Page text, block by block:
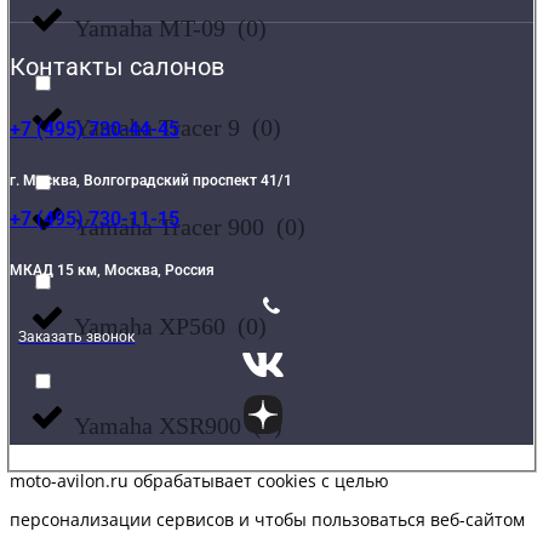
Yamaha MT-09 (0)
Yamaha Tracer 9 (0)
Yamaha Tracer 900 (0)
Yamaha XP560 (0)
Yamaha XSR900 (0)
Контакты салонов
+7 (495) 730-44-45
г. Москва, Волгоградский проспект 41/1
+7 (495) 730-11-15
МКАД 15 км, Москва, Россия
Заказать звонок
moto-avilon.ru обрабатывает cookies с целью
персонализации сервисов и чтобы пользоваться веб-сайтом